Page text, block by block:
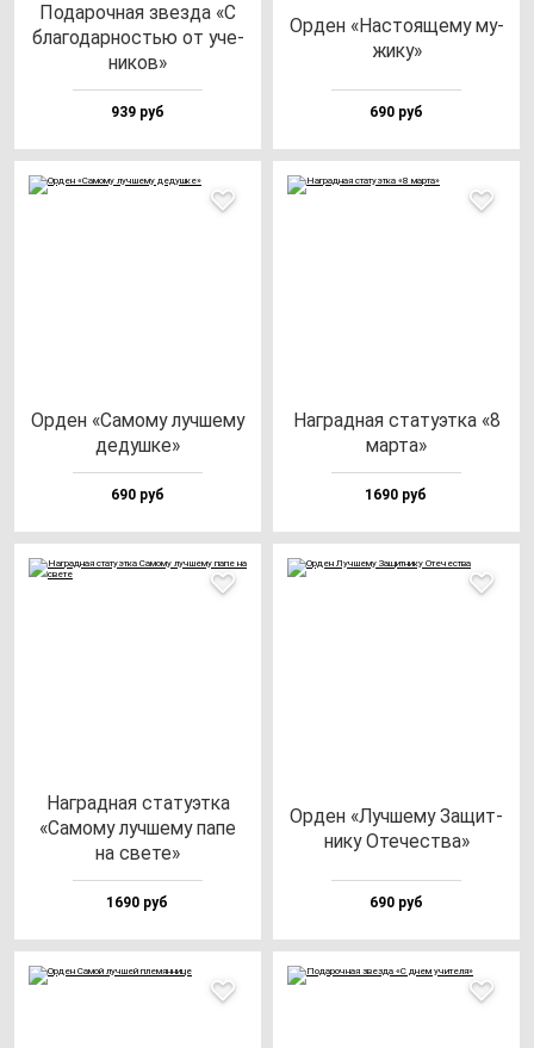
Пода­роч­ная звез­да «С
бла­го­дар­ностью от уче­
ни­ков»
939 руб
Орден «Нас­то­яще­му му­
жи­ку»
690 руб
Орден «Само­му луч­ше­му
де­душ­ке»
690 руб
Наг­рад­ная ста­ту­эт­ка «8
мар­та»
1690 руб
Наг­рад­ная ста­ту­эт­ка
«Само­му луч­ше­му па­пе
на све­те»
1690 руб
Орден «Луч­ше­му Защит­
ни­ку Оте­чес­тва»
690 руб